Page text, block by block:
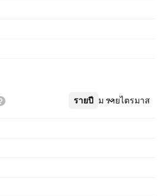
รายปี รายไตรมาส
เพิ่มเติม